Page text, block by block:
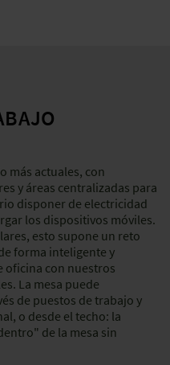
más actuales, con
y áreas centralizadas para
disponer de electricidad
los dispositivos móviles.
esto supone un reto
forma inteligente y
oficina con nuestros
La mesa puede
de puestos de trabajo y
o desde el techo: la
de la mesa sin